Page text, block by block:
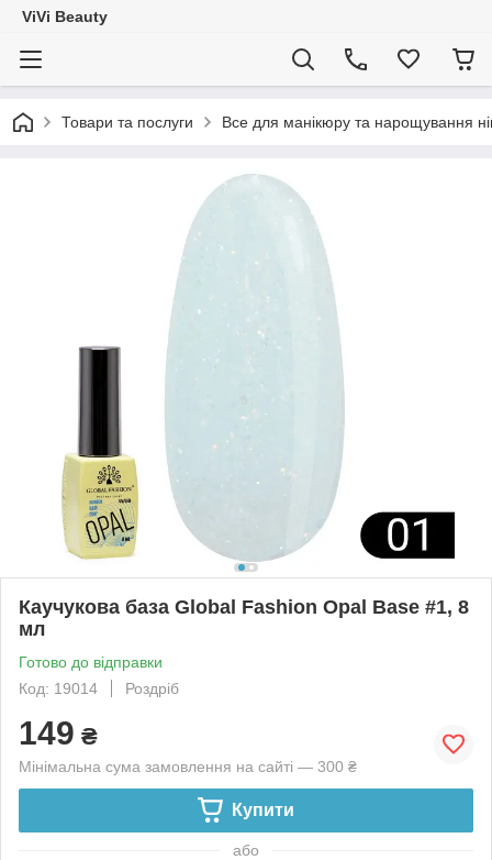
ViVi Beauty
Товари та послуги Все для манікюру та нарощування
Каучукова база Global Fashion Opal Base #1, 8
мл
Готово до відправки
Код: 19014
Роздріб
149 ₴
Мінімальна сума замовлення на сайті — 300 ₴
Купити
або